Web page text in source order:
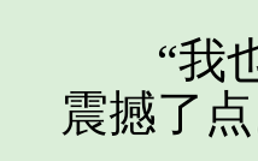
“我也
震撼了